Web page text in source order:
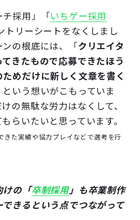
採用」「 いちゲー採用
トリーシートをなくしまし
の根底には、「 クリエイタ
きたもので応募できたほう
ためだけに新しく文章を書く
という想いがこもっていま
の無駄な労力はなくして、
らいたいと思っています。
た実績や協力プレイなどで選考を行
けの「卒制採用」も卒業制作
きるという点でつながって